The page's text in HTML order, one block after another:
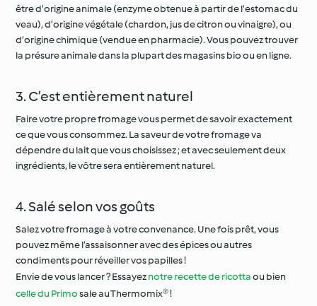
être d’origine animale (enzyme obtenue à partir de l’estomac du
veau), d’origine végétale (chardon, jus de citron ou vinaigre), ou
d’origine chimique (vendue en pharmacie). Vous pouvez trouver
la présure animale dans la plupart des magasins bio ou en ligne.
3. C’est entièrement naturel
Faire votre propre fromage vous permet de savoir exactement
ce que vous consommez. La saveur de votre fromage va
dépendre du lait que vous choisissez ; et avec seulement deux
ingrédients, le vôtre sera entièrement naturel.
4. Salé selon vos goûts
Salez votre fromage à votre convenance. Une fois prêt, vous
pouvez même l’assaisonner avec des épices ou autres
condiments pour réveiller vos papilles !
Envie de vous lancer ? Essayeznotre recette de ricottaou bien
celle du Primosale au Thermomix® !